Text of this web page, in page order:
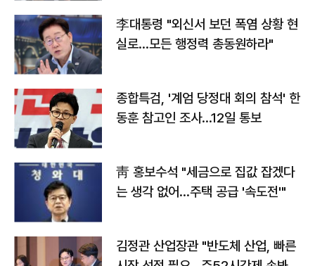
李대통령 "외신서 보던 폭염 상황 현
실로…모든 행정력 총동원하라"
종합특검, '계엄 당정대 회의 참석' 한
동훈 참고인 조사...12일 통보
靑 홍보수석 "세금으로 집값 잡겠다
는 생각 없어…주택 공급 '속도전'"
김정관 산업장관 "반도체 산업, 빠른